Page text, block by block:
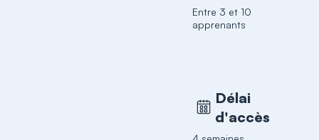
Entre 3 et 10
apprenants
Délai
d'accès